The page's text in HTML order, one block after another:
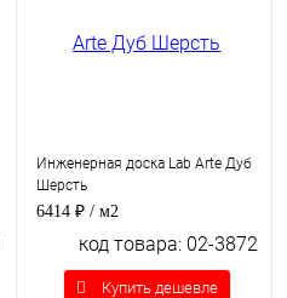
Инженерная доска Lab Arte Дуб
Шерсть
6414 ₽ / м2
код товара: 02-3872
Купить дешевле